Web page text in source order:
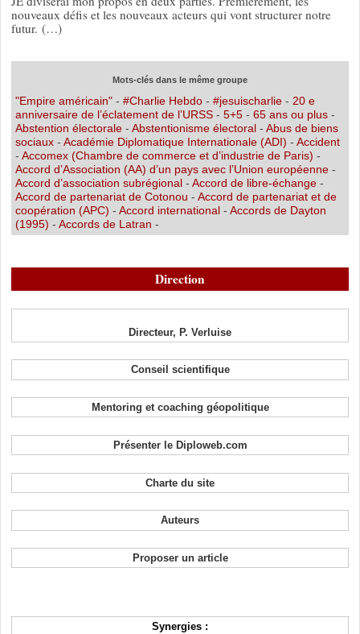
nouveaux défis et les nouveaux acteurs qui vont structurer notre
futur. (…)
Mots-clés dans le même groupe
"Empire américain"- #Charlie Hebdo- #jesuischarlie- 20 e
anniversaire de l’éclatement de l’URSS- 5+5- 65 ans ou plus-
Abstention électorale- Abstentionisme électoral- Abus de biens
sociaux- Académie Diplomatique Internationale (ADI) - Accident
- Accomex (Chambre de commerce et d’industrie de Paris) -
Accord d’Association (AA) d’un pays avec l’Union européenne-
Accord d’association subrégional- Accord de libre-échange-
Accord de partenariat de Cotonou - Accord de partenariat et de
coopération (APC) - Accord international- Accords de Dayton
(1995) - Accords de Latran -
Direction
Directeur, P. Verluise
Conseil scientifique
Mentoring et coaching géopolitique
Présenter le Diploweb.com
Charte du site
Auteurs
Proposer un article
Synergies :